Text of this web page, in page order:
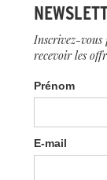
Inscrivez-
recevoir les
Prénom
E-mail